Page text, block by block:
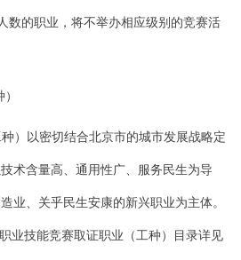
数的职业，将不举办相应级别的竞赛活
）以密切结合北京市的城市发展战略定
术含量高、通用性广、服务民生为导
业、关乎民生安康的新兴职业为主体。
业技能竞赛取证职业（工种）目录详见